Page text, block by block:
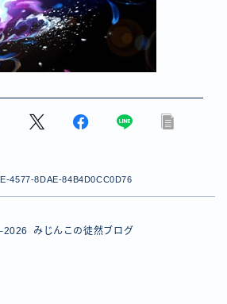
ルズ】ホワイトデーイベント詳細
ルズ】ローグバトルガールズ コラ
詳細
#8
#8
Part07
Follow Me
4577-8DAE-84B4D0CC0D76
みじんこの徒然ブログ